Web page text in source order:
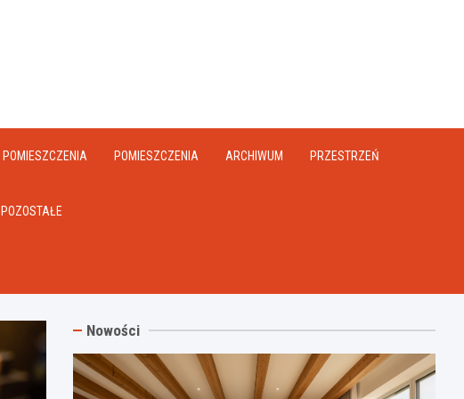
POMIESZCZENIA POMIESZCZENIA ARCHIWUM PRZESTRZEŃ
POZOSTAŁE
Nowości